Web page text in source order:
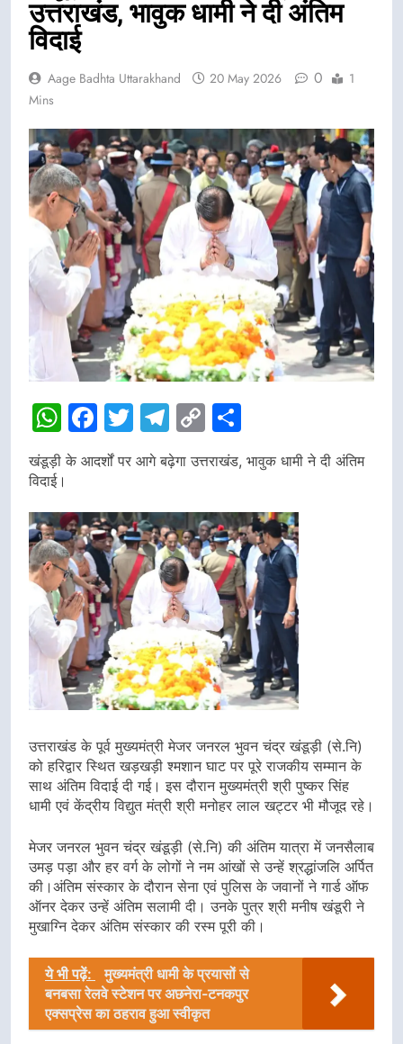
उत्तराखंड, भावुक धामी ने दी अंतिम
विदाई
Aage Badhta Uttarakhand 20 May 2026 0
1
Mins
WhatsApp
Facebook
Twitter
Telegram
Copy
Link
खंडूड़ी के आदर्शों पर आगे बढ़ेगा उत्तराखंड, भावुक धामी ने दी अंतिम
विदाई।
उत्तराखंड के पूर्व मुख्यमंत्री मेजर जनरल भुवन चंद्र खंडूड़ी (से.नि)
को हरिद्वार स्थित खड़खड़ी श्मशान घाट पर पूरे राजकीय सम्मान के
साथ अंतिम विदाई दी गई। इस दौरान मुख्यमंत्री श्री पुष्कर सिंह
धामी एवं केंद्रीय विद्युत मंत्री श्री मनोहर लाल खट्टर भी मौजूद रहे।
मेजर जनरल भुवन चंद्र खंडूड़ी (से.नि) की अंतिम यात्रा में जनसैलाब
उमड़ पड़ा और हर वर्ग के लोगों ने नम आंखों से उन्हें श्रद्धांजलि अर्पित
की।अंतिम संस्कार के दौरान सेना एवं पुलिस के जवानों ने गार्ड ऑफ
ऑनर देकर उन्हें अंतिम सलामी दी। उनके पुत्र श्री मनीष खंडूरी ने
मुखाग्नि देकर अंतिम संस्कार की रस्म पूरी की।
ये भी पढ़ें:
मुख्यमंत्री धामी के प्रयासों से
बनबसा रेलवे स्टेशन पर अछनेरा-टनकपुर
एक्सप्रेस का ठहराव हुआ स्वीकृत